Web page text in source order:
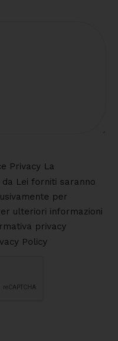
Privacy La
Lei forniti saranno
per
ulteriori informazioni
privacy
Policy